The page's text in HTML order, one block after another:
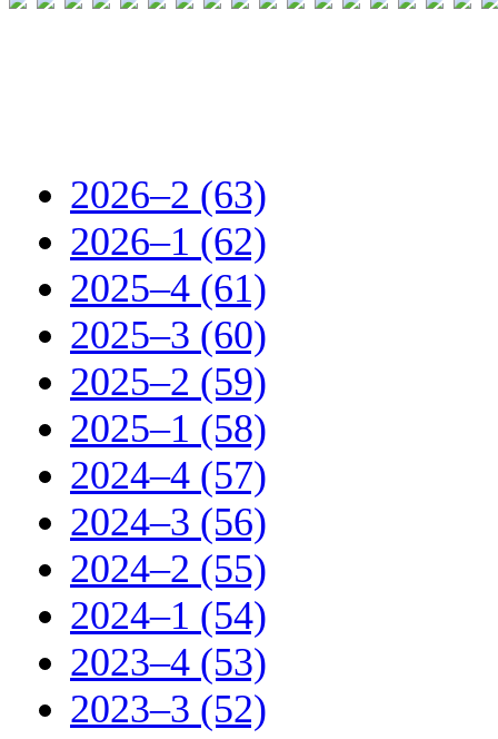
2026–2 (63)
2026–1 (62)
2025–4 (61)
2025–3 (60)
2025–2 (59)
2025–1 (58)
2024–4 (57)
2024–3 (56)
2024–2 (55)
2024–1 (54)
2023–4 (53)
2023–3 (52)